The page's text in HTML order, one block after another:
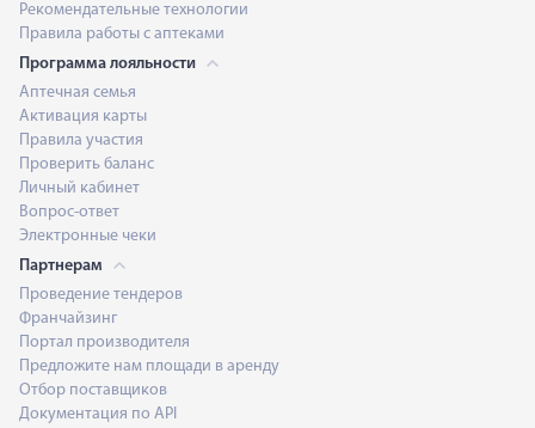
Рекомендательные технологии
Правила работы с аптеками
Программа лояльности
Аптечная семья
Активация карты
Правила участия
Проверить баланс
Личный кабинет
Вопрос-ответ
Электронные чеки
Партнерам
Проведение тендеров
Франчайзинг
Портал производителя
Предложите нам площади в аренду
Отбор поставщиков
Документация по API